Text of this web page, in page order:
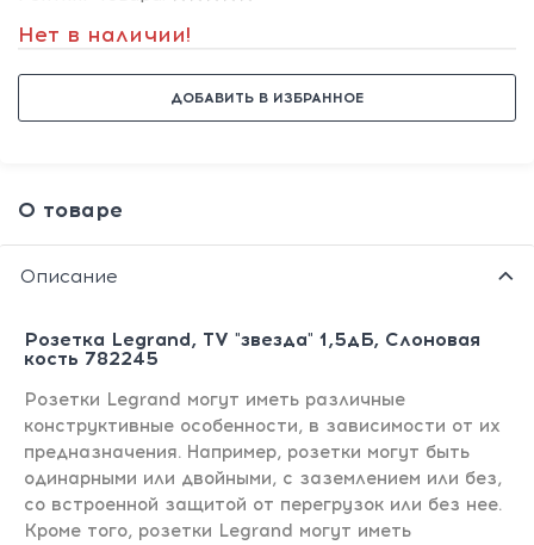
Нет в наличии!
ДОБАВИТЬ В ИЗБРАННОЕ
О товаре
Описание
Розетка Legrand, TV "звезда" 1,5дБ, Слоновая
кость 782245
Розетки Legrand могут иметь различные
конструктивные особенности, в зависимости от их
предназначения. Например, розетки могут быть
одинарными или двойными, с заземлением или без,
со встроенной защитой от перегрузок или без нее.
Кроме того, розетки Legrand могут иметь